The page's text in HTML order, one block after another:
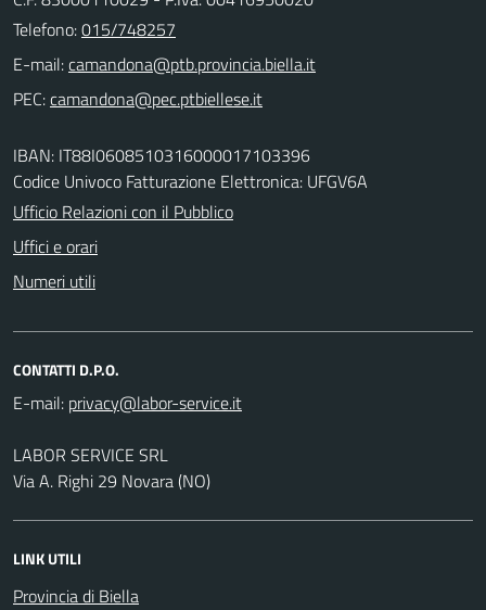
Telefono:015/748257
E-mail:
PEC:
IBAN: IT88I0608510316000017103396
Codice Univoco Fatturazione Elettronica: UFGV6A
Ufficio Relazioni con il Pubblico
Uffici e orari
Numeri utili
CONTATTI D.P.O.
E-mail:
LABOR SERVICE SRL
Via A. Righi 29 Novara (NO)
LINK UTILI
Provincia di Biella